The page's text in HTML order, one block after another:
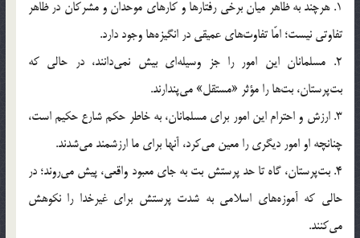
1. هرچند به ظاهر ميان برخي رفتارها و كارهاي موحدان و مشركان در ظاهر
تفاوتي نيست؛ امّا تفاوت‌هاي عميقي در انگيزه‌ها وجود دارد.
2. مسلمانان اين امور را جز وسيله‌اي بيش نمي‌دانند، در حالي كه
بت‌پرستان، بت‌ها را مؤثر «مستقل» مي‌پندارند.
3. ارزش و احترام اين امور براي مسلمانان، به خاطر حكم شارع حكيم است،
چنانچه او امور ديگري را معين مي‌كرد، آنها براي ما ارزشمند مي‌شدند.
4. بت‌پرستان، گاه تا حد پرستش بت به جاي معبود واقعي، پيش مي‌روند؛ در
حالي كه آموزه‌هاي اسلامي به شدت پرستش براي غيرخدا را نكوهش
مي‌كنند.